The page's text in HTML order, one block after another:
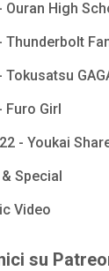
Ouran High
Thunderbolt
Tokusatsu
Furo Girl
- Youkai
Special
Video
su